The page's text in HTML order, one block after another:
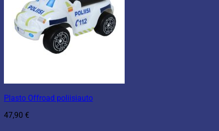
Plasto Offroad poliisiauto
47,90 €